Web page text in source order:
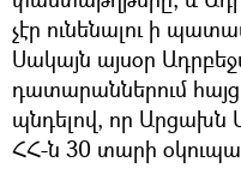
չէր ունենալու ի
Սակայն այսօր
դատարաններում
պնդելով, որ Արցախն
ՀՀ-ն 30 տարի